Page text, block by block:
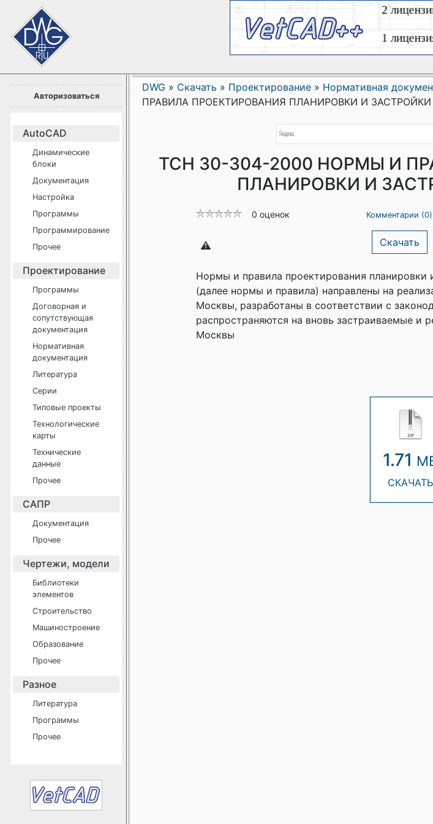
Авторизоваться
AutoCAD
Динамические
блоки
Документация
Настройка
Программы
Программирование
Прочее
Проектирование
Программы
Договорная и
сопутствующая
документация
Нормативная
документация
Литература
Серии
Типовые проекты
Технологические
карты
Технические
данные
Прочее
САПР
Документация
Прочее
Чертежи, модели
Библиотеки
элементов
Строительство
Машиностроение
Образование
Прочее
Разное
Литература
Программы
Прочее
DWG » Скачать » Проектирование » Нормативная
ПРАВИЛА ПРОЕКТИРОВАНИЯ ПЛАНИРОВКИ И
ТСН 30-304-2000 НОРМЫ И
ПЛАНИРОВКИ И
0 оценок Комментарии (0)
Скачать
Нормы и правила проектирования
(далее нормы и правила) направлены на
Москвы, разработаны в соответствии с
распространяются на вновь застраиваемые и
Москвы
1.71
СКАЧАТЬ